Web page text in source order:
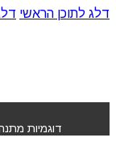
דלג לתוכן הראשי
דוגמיות
בקרקפת למניעת